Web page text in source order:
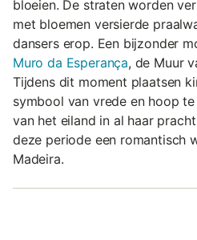
bloeien. De straten worden
met bloemen versierde
dansers erop. Een bijzonder
Muro da Esperança, de Muur
Tijdens dit moment plaatsen
symbool van vrede en hoop
van het eiland in al haar
deze periode een romantisch
Madeira.